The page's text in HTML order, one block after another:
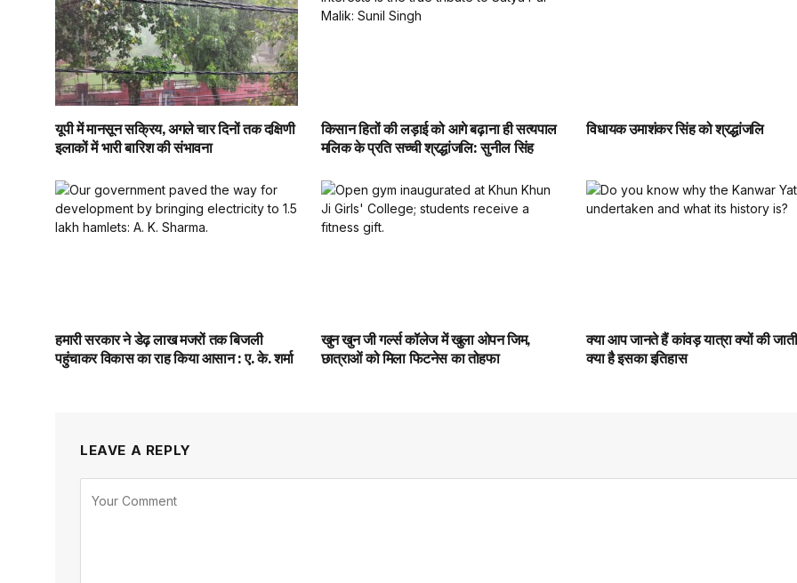
यूपी में मानसून सक्रिय, अगले चार दिनों तक दक्षिणी
इलाकों में भारी बारिश की संभावना
किसान हितों की लड़ाई को आगे बढ़ाना ही सत्यपाल
मलिक के प्रति सच्ची श्रद्धांजलि: सुनील सिंह
विधायक उमाशंकर सिंह को श्रद्धांजलि
हमारी सरकार ने डेढ़ लाख मजरों तक बिजली
पहुंचाकर विकास का राह किया आसान : ए. के. शर्मा
खुन खुन जी गर्ल्स कॉलेज में खुला ओपन जिम,
छात्राओं को मिला फिटनेस का तोहफा
क्या आप जानते हैं कांवड़ यात्रा क्यों की
क्या है इसका इतिहास
LEAVE A REPLY